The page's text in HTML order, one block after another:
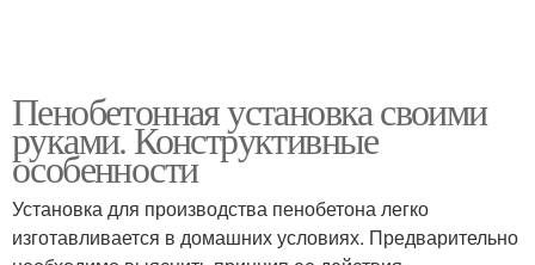
Пенобетонная установка своими
руками. Конструктивные
особенности
Установка для производства пенобетона легко
изготавливается в домашних условиях. Предварительно